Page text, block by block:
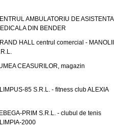
AMBULATORIU DE ASISTENTA
DIN BENDER
HALL centrul comercial - MANOLII
CEASURILOR, magazin
85 S.R.L. - fitness club ALEXIA
PRIM S.R.L. - clubul de tenis
2000